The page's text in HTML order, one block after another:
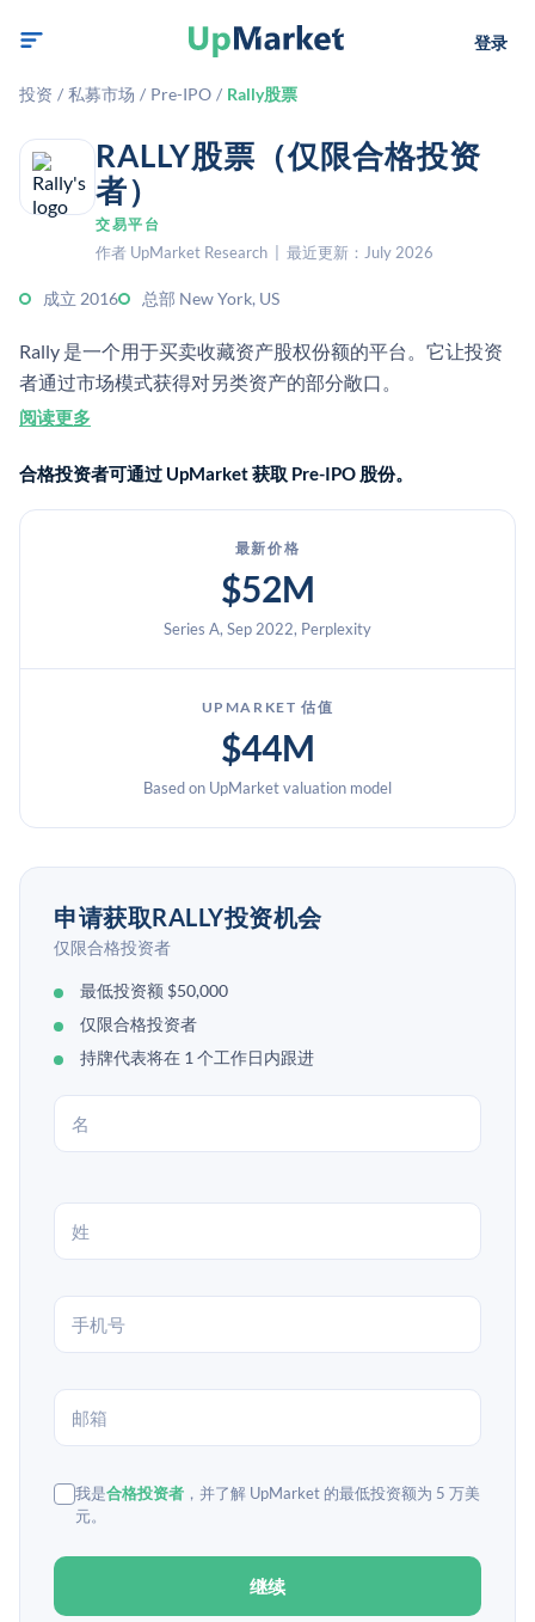
登录
投资 / 私募市场 / Pre-IPO / Rally股票
RALLY股票（仅限合格投资
者）
交易平台
作者 UpMarket Research | 最近更新：July 2026
成立 2016 总部 New York, US
Rally 是一个用于买卖收藏资产股权份额的平台。它让投资
者通过市场模式获得对另类资产的部分敞口。
阅读更多
合格投资者可通过 UpMarket 获取 Pre-IPO 股份。
最新价格
$52M
Series A, Sep 2022, Perplexity
UPMARKET 估值
$44M
Based on UpMarket valuation model
申请获取RALLY投资机会
仅限合格投资者
最低投资额 $50,000
仅限合格投资者
持牌代表将在 1 个工作日内跟进
我是合格投资者 ，并了解 UpMarket 的最低投资额为 5 万美
元。
继续